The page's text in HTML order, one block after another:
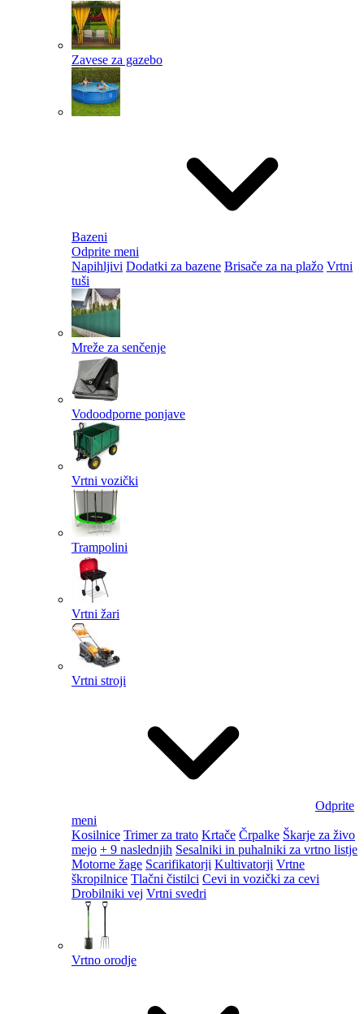
Zavese za gazebo
Bazeni
Odprite meni
Napihljivi Dodatki za bazene Brisače za na plažo Vrtni
tuši
Mreže za senčenje
Vodoodporne ponjave
Vrtni vozički
Trampolini
Vrtni žari
Vrtni stroji
Odprite
meni
Kosilnice Trimer za trato Krtače Črpalke Škarje za živo
mejo + 9 naslednjih Sesalniki in puhalniki za vrtno listje
Motorne žage Scarifikatorji Kultivatorji Vrtne
škropilnice Tlačni čistilci Cevi in vozički za cevi
Drobilniki vej Vrtni svedri
Vrtno orodje